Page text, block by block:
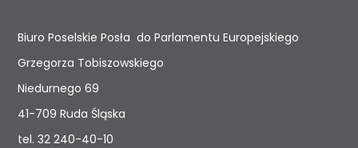
Biuro Poselskie Posła do Parlamentu Europejskiego
Grzegorza Tobiszowskiego
Niedurnego 69
41-709 Ruda Śląska
tel.32 240-40-10